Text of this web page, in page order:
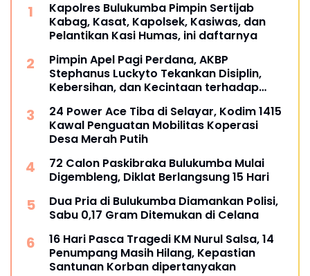
Kapolres Bulukumba Pimpin Sertijab
Kabag, Kasat, Kapolsek, Kasiwas, dan
Pelantikan Kasi Humas, ini daftarnya
Pimpin Apel Pagi Perdana, AKBP
Stephanus Luckyto Tekankan Disiplin,
Kebersihan, dan Kecintaan terhadap
24 Power Ace Tiba di Selayar, Kodim 1415
Kawal Penguatan Mobilitas Koperasi
Desa Merah Putih
72 Calon Paskibraka Bulukumba Mulai
Digembleng, Diklat Berlangsung 15 Hari
Dua Pria di Bulukumba Diamankan Polisi,
Sabu 0,17 Gram Ditemukan di Celana
16 Hari Pasca Tragedi KM Nurul Salsa, 14
Penumpang Masih Hilang, Kepastian
Santunan Korban dipertanyakan